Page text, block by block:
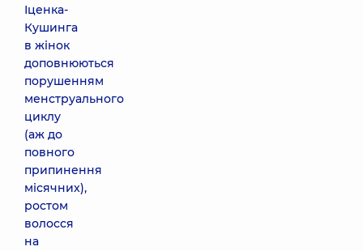
Іценка-
Кушинга
в жінок
доповнюються
порушенням
менструального
циклу
(аж до
повного
припинення
місячних),
ростом
волосся
на